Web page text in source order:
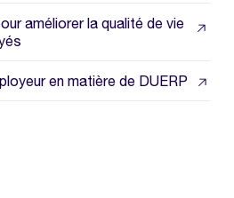
améliorer la qualité de vie
en matière de DUERP